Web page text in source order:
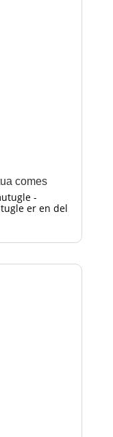
comes
-
er en del